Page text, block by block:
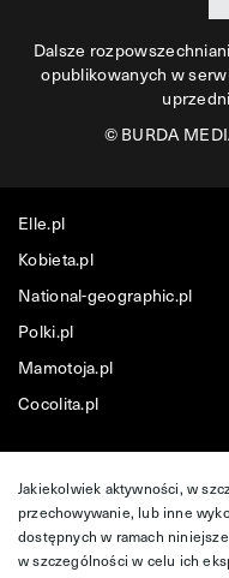
Dalsze
opublikowanych w
©BURDA
Elle.pl
Kobieta.pl
National-geographic.pl
Polki.pl
Mamotoja.pl
Cocolita.pl
Jakiekolwiek aktywności, w
przechowywanie, lub inne
dostępnych w ramach
w szczególności w celu ich